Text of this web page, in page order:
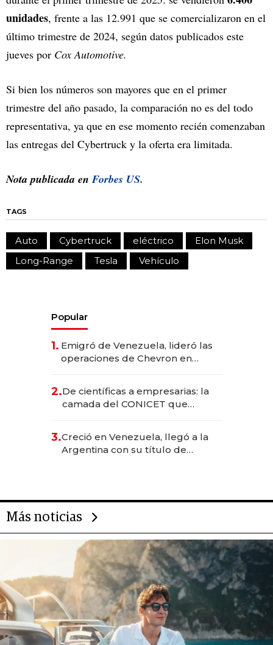
unidades, frente a las 12.991 que se comercializaron en el
último trimestre de 2024, según datos publicados este
jueves por Cox Automotive.
Si bien los números son mayores que en el primer
trimestre del año pasado, la comparación no es del todo
representativa, ya que en ese momento recién comenzaban
las entregas del Cybertruck y la oferta era limitada.
Nota publicada en Forbes US.
TAGS
Auto Cybertruck eléctrico
Elon Musk
Long-Range
Tesla Vehículo
Popular
1. Emigró de Venezuela, lideró las
operaciones de Chevron en
2.De científicas a empresarias: la
camada del CONICET que
3.Creció en Venezuela, llegó a la
Argentina con su título de
Más noticias